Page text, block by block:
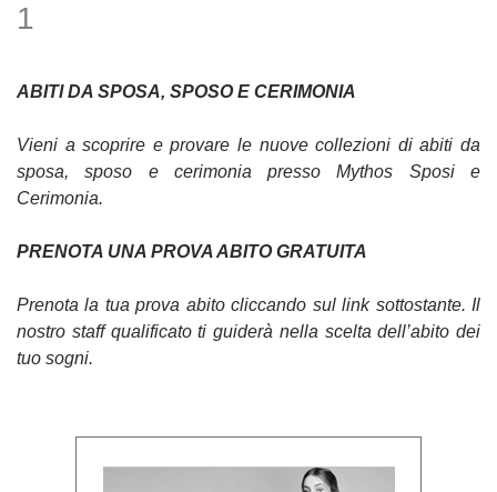
1
ABITI DA SPOSA, SPOSO E CERIMONIA
Vieni a scoprire e provare le nuove collezioni di abiti da
sposa, sposo e cerimonia presso Mythos Sposi e
Cerimonia.
PRENOTA UNA PROVA ABITO GRATUITA
Prenota la tua prova abito cliccando sul link sottostante. Il
nostro staff qualificato ti guiderà nella scelta dell’abito dei
tuo sogni.